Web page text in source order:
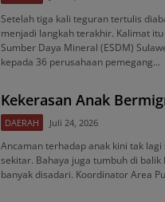
Setelah tiga kali teguran tertulis
menjadi langkah terakhir. Kalimat
Sumber Daya Mineral (ESDM)
kepada 36 perusahaan pemegang…
Kekerasan Anak
DAERAH Juli 24, 2026
Ancaman terhadap anak kini tak
sekitar. Bahaya juga tumbuh di
banyak disadari. Koordinator Area